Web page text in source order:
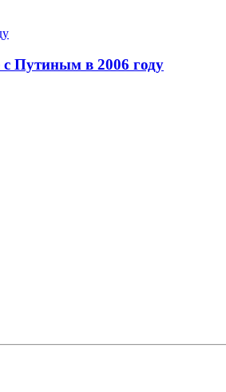
Путиным в 2006 году